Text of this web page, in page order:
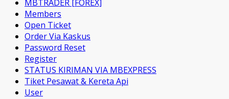
MBTRADER [FOREX]
Members
Open Ticket
Order Via Kaskus
Password Reset
Register
STATUS KIRIMAN VIA MBEXPRESS
Tiket Pesawat & Kereta Api
User